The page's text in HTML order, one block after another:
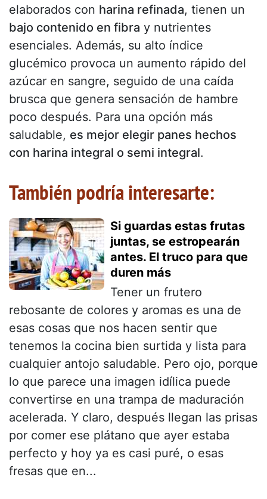
elaborados con harina refinada, tienen un
bajo contenido en fibra y nutrientes
esenciales. Además, su alto índice
glucémico provoca un aumento rápido del
azúcar en sangre, seguido de una caída
brusca que genera sensación de hambre
poco después. Para una opción más
saludable, es mejor elegir panes hechos
con harina integral o semi integral.
También podría interesarte:
Si guardas estas frutas
juntas, se estropearán
antes. El truco para que
duren más
Tener un frutero
rebosante de colores y aromas es una de
esas cosas que nos hacen sentir que
tenemos la cocina bien surtida y lista para
cualquier antojo saludable. Pero ojo, porque
lo que parece una imagen idílica puede
convertirse en una trampa de maduración
acelerada. Y claro, después llegan las prisas
por comer ese plátano que ayer estaba
perfecto y hoy ya es casi puré, o esas
fresas que en...